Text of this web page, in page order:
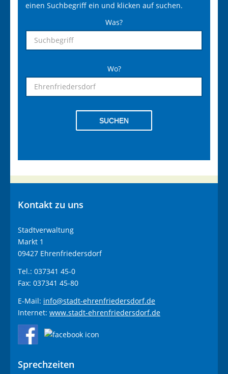
einen Suchbegriff ein und klicken auf suchen.
Was?
Wo?
SUCHEN
Kontakt zu uns
Stadtverwaltung
Markt 1
09427 Ehrenfriedersdorf
Tel.: 037341 45-0
Fax: 037341 45-80
E-Mail: info@stadt-ehrenfriedersdorf.de
Internet: www.stadt-ehrenfriedersdorf.de
Sprechzeiten